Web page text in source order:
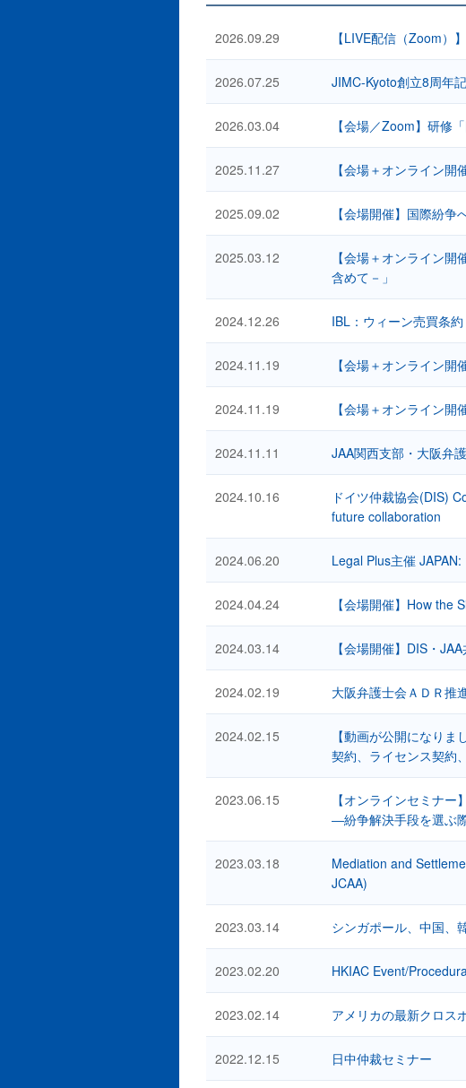
2026.09.29 【LIVE配信（Zoom）
2026.07.25 JIMC-Kyoto創立8周年
2026.03.04 【会場／Zoom】研修
2025.11.27 【会場＋オンライン
2025.09.02 【会場開催】国際紛
2025.03.12
【会場＋オンライン
含めて－」
2024.12.26 IBL：ウィーン売買条
2024.11.19 【会場＋オンライン
2024.11.19 【会場＋オンライン
2024.11.11 JAA関西支部・大阪弁
2024.10.16
ドイツ仲裁協会(DIS)
future collaboration
2024.06.20 Legal Plus主催
2024.04.24 【会場開催】How
2024.03.14 【会場開催】DIS・
2024.02.19 大阪弁護士会ＡＤＲ推
2024.02.15
【動画が公開になり
契約、ライセンス契約
2023.06.15
【オンラインセミナ
―紛争解決手段を選ぶ
2023.03.18
Mediation and
JCAA)
2023.03.14 シンガポール、中国、
2023.02.20 HKIAC Event/
2023.02.14 アメリカの最新クロス
2022.12.15 日中仲裁セミナー